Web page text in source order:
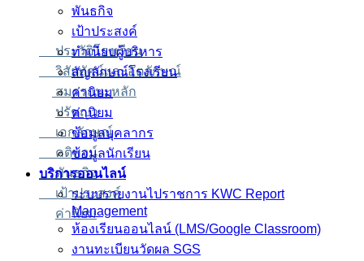
ประวัติโรงเรียน
วิสัยทัศน์และอัตลักษณ์
สมรรถนะหลัก
ปรัชญา
เอกลักษณ์
คติพจน์
พันธกิจ
เป้าประสงค์
ค่านิยม
พันธกิจ
เป้าประสงค์
ทำเนียบผู้บริหาร
สัญลักษณ์โรงเรียน
ค่านิยม
ค่านิยม
ข้อมูลบุคลากร
ข้อมูลนักเรียน
บริการออนไลน์
ระบบรายงานไปราชการ KWC Report
Management
ห้องเรียนออนไลน์ (LMS/Google Classroom)
งานทะเบียนวัดผล SGS